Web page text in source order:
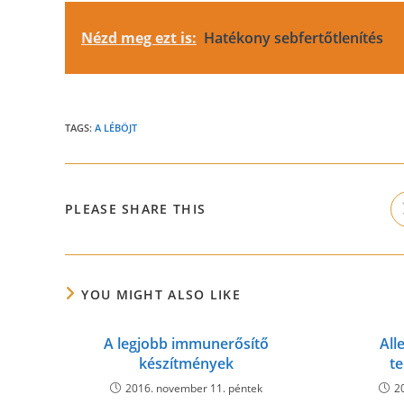
Nézd meg ezt is: Hatékony sebfertőtlenítés
TAGS: A LÉBÖJT
PLEASE SHARE THIS
YOU MIGHT ALSO LIKE
A legjobb immunerősítő
készítmények
2016. november 11. péntek